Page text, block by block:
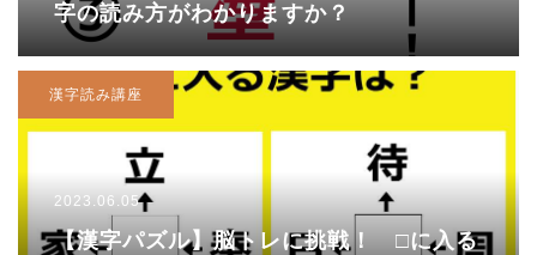
字の読み方がわかりますか？
漢字読み講座
2023.06.05
【漢字パズル】脳トレに挑戦！ □に入る